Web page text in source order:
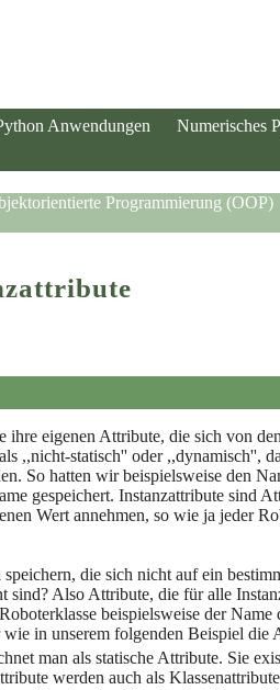
Anwendungen Numerisches
Programmierung (OOP)
ihre eigenen Attribute, die sich von
,,nicht-statisch'' oder ,,dynamisch'',
So hatten wir beispielsweise den
gespeichert. Instanzattribute sind
Wert annehmen, so wie ja jeder
die sich nicht auf ein
sind? Also Attribute, die für alle
beispielsweise der Name
in unserem folgenden Beispiel die
man als statische Attribute. Sie
werden auch als